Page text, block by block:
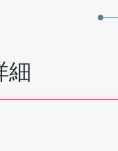
細